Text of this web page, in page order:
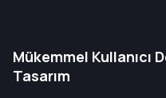
Mükemmel Kullanıcı
Tasarım